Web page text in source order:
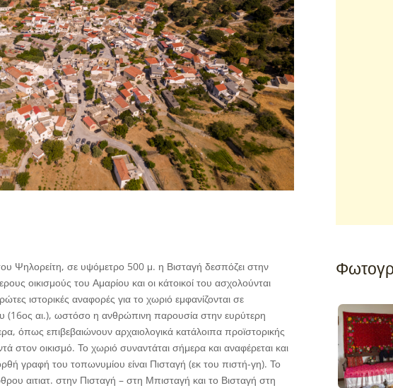
Ψηλορείτη, σε υψόμετρο 500 μ. η Βισταγή δεσπόζει στην
οικισμούς του Αμαρίου και οι κάτοικοί του ασχολούνται
ιστορικές αναφορές για το χωριό εμφανίζονται σε
(16ος αι.), ωστόσο η ανθρώπινη παρουσία στην ευρύτερη
όπως επιβεβαιώνουν αρχαιολογικά κατάλοιπα προϊστορικής
στον οικισμό. Το χωριό συναντάται σήμερα και αναφέρεται και
γραφή του τοπωνυμίου είναι Πισταγή (εκ του πιστή-γη). Το
αιτιατ. στην Πισταγή – στη Μπισταγή και το Βισταγή στη